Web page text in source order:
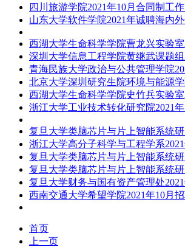
四川旅游学院2021年10月合同制工
山东大学软件学院2021年诚聘海内
西湖大学生命科学学院曹龙兴实验
深圳大学信息工程学院黄继武课题
青海民族大学政治与公共管理学院
北京大学深圳研究生院环境与能源
西湖大学生命科学学院史竹兵实验
浙江大学工业技术转化研究院2021
复旦大学类脑芯片与片上智能系统
浙江大学高分子科学与工程学系
复旦大学类脑芯片与片上智能系统
复旦大学类脑芯片与片上智能系统
复旦大学财务与国有资产管理处
西南交通大学希望学院2021年10月
首页
上一页